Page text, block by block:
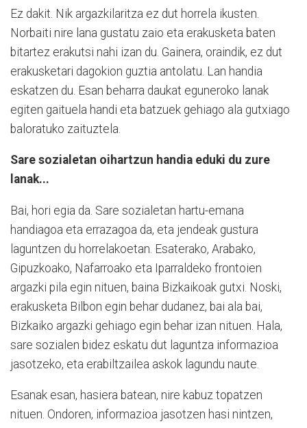
Ez dakit. Nik argazkilaritza ez dut horrela ikusten.
Norbaiti nire lana gustatu zaio eta erakusketa baten
bitartez erakutsi nahi izan du. Gainera, oraindik, ez dut
erakusketari dagokion guztia antolatu. Lan handia
eskatzen du. Esan beharra daukat eguneroko lanak
egiten gaituela handi eta batzuek gehiago ala gutxiago
baloratuko zaituztela.
Sare sozialetan oihartzun handia eduki du zure
lanak...
Bai, hori egia da. Sare sozialetan hartu-emana
handiagoa eta errazagoa da, eta jendeak gustura
laguntzen du horrelakoetan. Esaterako, Arabako,
Gipuzkoako, Nafarroako eta Iparraldeko frontoien
argazki pila egin nituen, baina Bizkaikoak gutxi. Noski,
erakusketa Bilbon egin behar dudanez, bai ala bai,
Bizkaiko argazki gehiago egin behar izan nituen. Hala,
sare sozialen bidez eskatu dut laguntza informazioa
jasotzeko, eta erabiltzailea askok lagundu naute.
Esanak esan, hasiera batean, nire kabuz topatzen
nituen. Ondoren, informazioa jasotzen hasi nintzen,